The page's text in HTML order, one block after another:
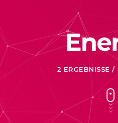
2 ERGEBNISSE /